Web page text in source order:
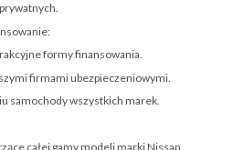
formy finansowania.
firmami ubezpieczeniowymi.
samochody wszystkich marek.
całej gamy modeli marki Nissan